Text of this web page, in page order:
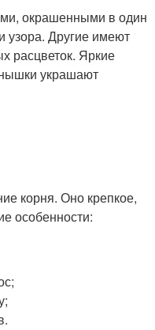
окрашенными в один
узора. Другие имеют
расцветок. Яркие
украшают
корня. Оно крепкое,
особенности: